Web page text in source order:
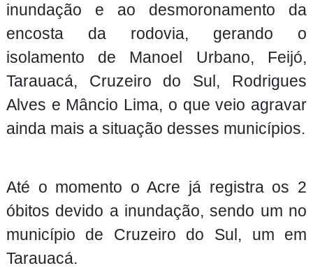
inundação e ao desmoronamento da
encosta da rodovia, gerando o
isolamento de Manoel Urbano, Feijó,
Tarauacá, Cruzeiro do Sul, Rodrigues
Alves e Mâncio Lima, o que veio agravar
ainda mais a situação desses municípios.
Até o momento o Acre já registra os 2
óbitos devido a inundação, sendo um no
município de Cruzeiro do Sul, um em
Tarauacá.